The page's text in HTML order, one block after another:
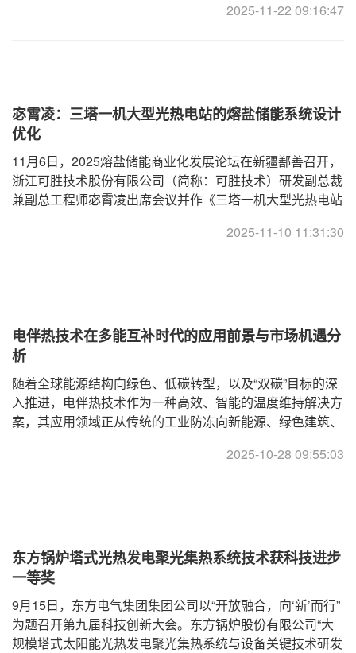
2025-11-22 09:16:47
宓霄凌：三塔一机大型光热电站的熔盐储能系统设计
优化
11月6日，2025熔盐储能商业化发展论坛在新疆鄯善召开，
浙江可胜技术股份有限公司（简称：可胜技术）研发副总裁
兼副总工程师宓霄凌出席会议并作《三塔一机大型光热电站
2025-11-10 11:31:30
电伴热技术在多能互补时代的应用前景与市场机遇分
析
随着全球能源结构向绿色、低碳转型，以及“双碳”目标的深
入推进，电伴热技术作为一种高效、智能的温度维持解决方
案，其应用领域正从传统的工业防冻向新能源、绿色建筑、
2025-10-28 09:55:03
东方锅炉塔式光热发电聚光集热系统技术获科技进步
一等奖
9月15日，东方电气集团集团公司以“开放融合，向‘新’而行”
为题召开第九届科技创新大会。东方锅炉股份有限公司“大
规模塔式太阳能光热发电聚光集热系统与设备关键技术研发